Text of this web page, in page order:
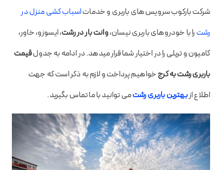
شرکت بارکوب سرویس های باربری و خدماتاسباب کشی منزل در
رشت را با خودروهای باربری نیسان،وانت بار در رشت، ایسوزو، خاور،
کامیون و تریلی را در اختیار شما قرار میدهد. در ادامه به جدولقیمت
باربری رشت به کرجخواهیم پرداخت و لازم به ذکر است که جهت
اطلاع ازبهترین باربری رشتمی توانید با ما تماس بگیرید.